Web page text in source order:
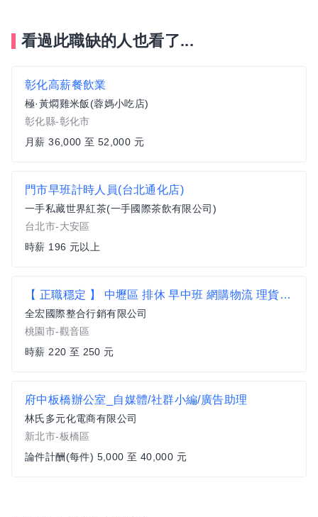
看過此職缺的人也看了...
彰化高薪餐飲業
極·黃燜雞米飯(蓉媽小吃店)
彰化縣-彰化市
月薪 36,000 至 52,000 元
門市早班計時人員(台北通化店)
一手私藏世界紅茶(一手國際茶飲有限公司)
台北市-大安區
時薪 196 元以上
【 正職穩定 】 中壢區 排休 早中班 網購物流 理貨員 HH
全宏國際整合行銷有限公司
桃園市-觀音區
時薪 220 至 250 元
府中板橋辦公室_自媒體/社群小編/廣告助理
林氏多元化電商有限公司
新北市-板橋區
論件計酬(每件) 5,000 至 40,000 元